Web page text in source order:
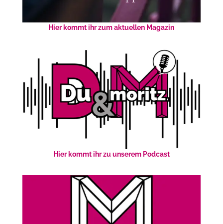
Hier kommt ihr zum aktuellen Magazin
Hier kommt ihr zu unserem Podcast